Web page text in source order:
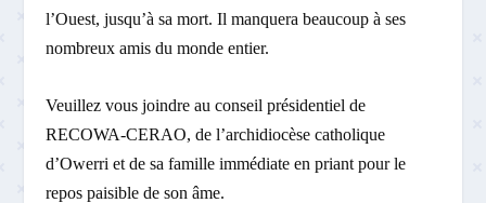
l’Ouest, jusqu’à sa mort. Il manquera beaucoup à ses
nombreux amis du monde entier.
Veuillez vous joindre au conseil présidentiel de
RECOWA-CERAO, de l’archidiocèse catholique
d’Owerri et de sa famille immédiate en priant pour le
repos paisible de son âme.